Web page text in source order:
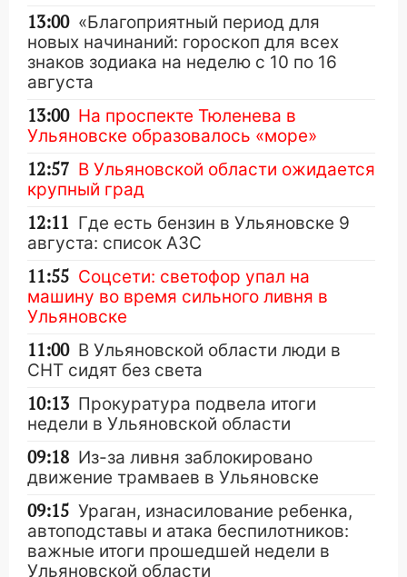
13:00 «Благоприятный период для
новых начинаний: гороскоп для всех
знаков зодиака на неделю с 10 по 16
августа
13:00 На проспекте Тюленева в
Ульяновске образовалось «море»
12:57 В Ульяновской области ожидается
крупный град
12:11 Где есть бензин в Ульяновске 9
августа: список АЗС
11:55 Соцсети: светофор упал на
машину во время сильного ливня в
Ульяновске
11:00 В Ульяновской области люди в
СНТ сидят без света
10:13 Прокуратура подвела итоги
недели в Ульяновской области
09:18 Из-за ливня заблокировано
движение трамваев в Ульяновске
09:15 Ураган, изнасилование ребенка,
автоподставы и атака беспилотников:
важные итоги прошедшей недели в
Ульяновской области